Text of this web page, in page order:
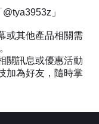
」
或其他產品相關需
關訊息或優惠活動
加為好友，隨時掌